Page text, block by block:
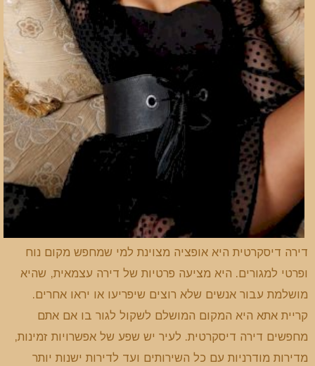
דירה דיסקרטית היא אופציה מצוינת למי שמחפש מקום נוח
ופרטי למגורים. היא מציעה פרטיות של דירה עצמאית, שהיא
מושלמת עבור אנשים שלא רוצים שיפריעו או יראו אחרים.
קריית אתא היא המקום המושלם לשקול לגור בו אם אתם
מחפשים דירה דיסקרטית. לעיר יש שפע של אפשרויות זמינות,
מדירות מודרניות עם כל השירותים ועד לדירות ישנות יותר